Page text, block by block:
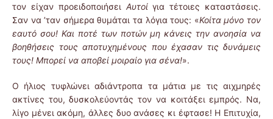
τον είχαν προειδοποιήσει Αυτοίγια τέτοιες καταστάσεις.
Σαν να ’ταν σήμερα θυμάται τα λόγια τους: «Κοίτα μόνο τον
εαυτό σου! Και ποτέ των ποτών μη κάνεις την ανοησία να
βοηθήσεις τους αποτυχημένους που έχασαν τις δυνάμεις
τους! Μπορεί να αποβεί μοιραίο για σένα!».
Ο ήλιος τυφλώνει αδιάντροπα τα μάτια με τις αιχμηρές
ακτίνες του, δυσκολεύοντάς τον να κοιτάξει εμπρός. Να,
λίγο μένει ακόμη, άλλες δυο ανάσες κι έφτασε! Η Επιτυχία,